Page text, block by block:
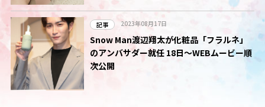
記事 2023年08月17日
Snow Man渡辺翔太が化粧品「フラルネ」
のアンバサダー就任 18日～WEBムービー順
次公開